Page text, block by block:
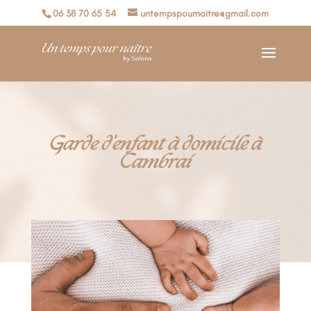
06 38 70 65 54 untempspournaitre@gmail.com
Garde d’enfant à domicile à
Cambrai